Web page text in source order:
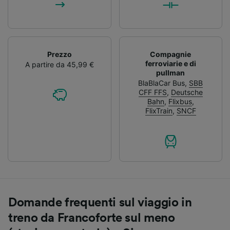
Prezzo
A partire da 45,99 €
Compagnie
ferroviarie e di
pullman
BlaBlaCar Bus, SBB
CFF FFS, Deutsche
Bahn, Flixbus,
FlixTrain, SNCF
Domande frequenti sul viaggio in
treno da Francoforte sul meno